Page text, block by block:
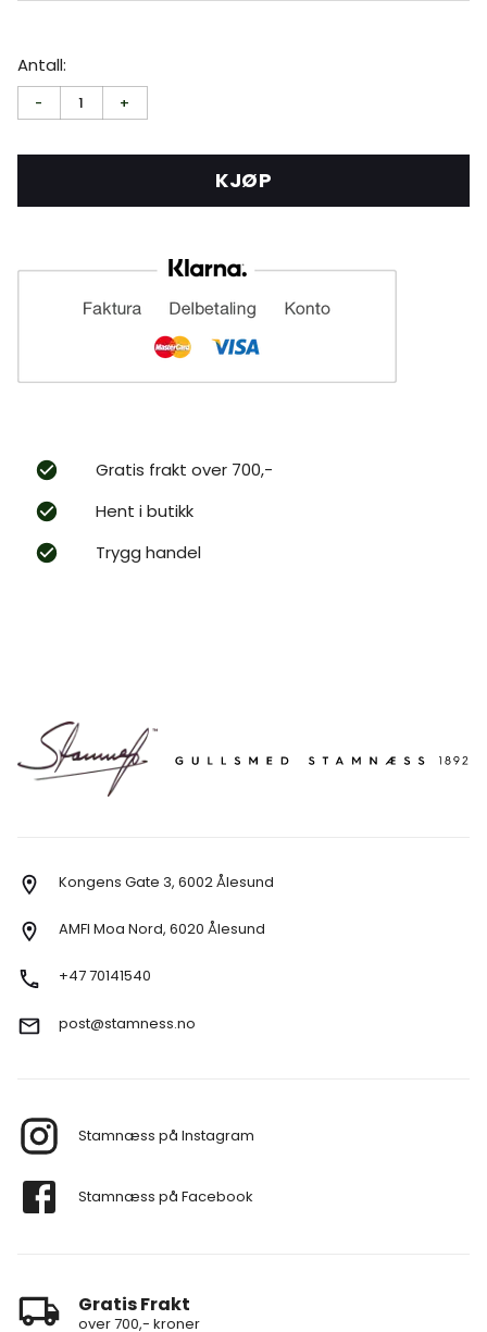
Antall:
- 1 +
KJØP
Gratis frakt over 700,-
Hent i butikk
Trygg handel
Kongens Gate 3, 6002 Ålesund
AMFI Moa Nord, 6020 Ålesund
+47 70141540
post@stamness.no
Stamnæss på Instagram
Stamnæss på Facebook
Gratis Frakt
over 700,- kroner